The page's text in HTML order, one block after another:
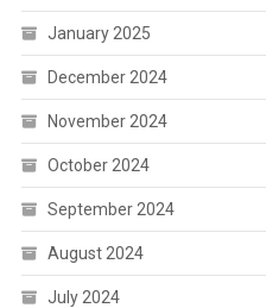
January 2025
December 2024
November 2024
October 2024
September 2024
August 2024
July 2024